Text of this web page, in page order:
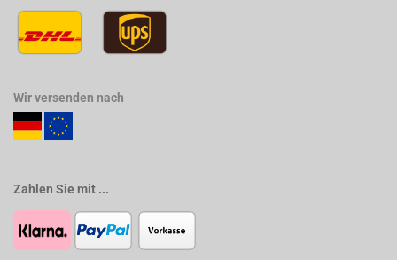
Wir versenden nach
Zahlen Sie mit ...